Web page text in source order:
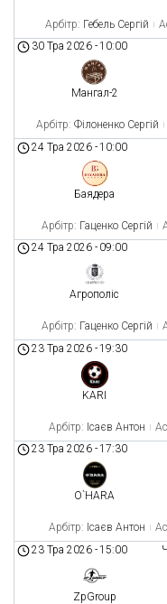
Арбітр: Гебель Сергій
30 Тра 2026 -10:00
Мангал-2
Арбітр: Філоненко Сергій
24 Тра 2026 -10:00
Баядера
Арбітр: Гаценко Сергій
24 Тра 2026 - 09:00
Агрополіс
Арбітр: Гаценко Сергій
23 Тра 2026 -19:30
KARI
Арбітр: Ісаєв Антон
23 Тра 2026 -17:30
O`HARA
Арбітр: Ісаєв Антон
23 Тра 2026 -15:00
ZpGroup